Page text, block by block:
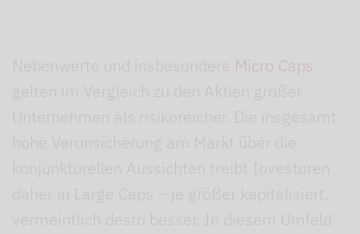
Nebenwerte und insbesondere Micro Caps
gelten im Vergleich zu den Aktien großer
Unternehmen als risikoreicher. Die insgesamt
hohe Verunsicherung am Markt über die
konjunkturellen Aussichten treibt Investoren
daher in Large Caps – je größer kapitalisiert,
vermeintlich desto besser. In diesem Umfeld